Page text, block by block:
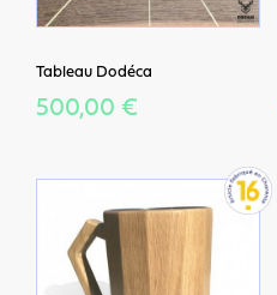
Tableau Dodéca
500,00 €